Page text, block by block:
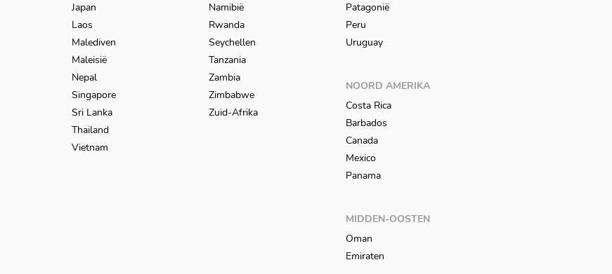
Japan
Laos
Malediven
Maleisië
Nepal
Singapore
Sri Lanka
Thailand
Vietnam
Namibië
Rwanda
Seychellen
Tanzania
Zambia
Zimbabwe
Zuid-Afrika
Patagonië
Peru
Uruguay
NOORD AMERIKA
Costa Rica
Barbados
Canada
Mexico
Panama
MIDDEN-OOSTEN
Oman
Emiraten